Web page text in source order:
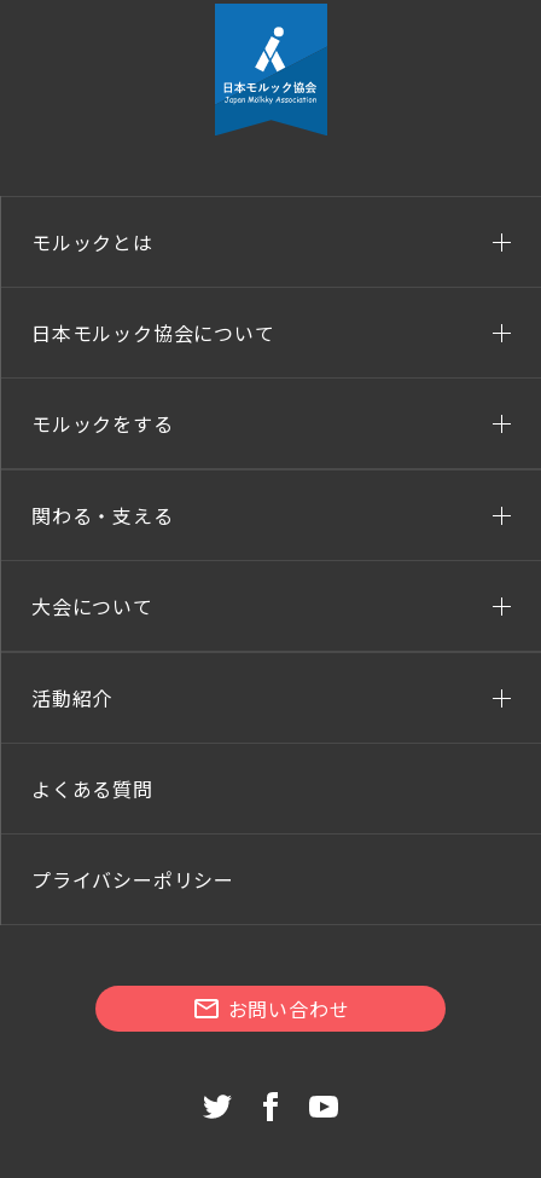
モルックとは
日本モルック協会について
モルックをする
関わる・支える
大会について
活動紹介
よくある質問
プライバシーポリシー
お問い合わせ